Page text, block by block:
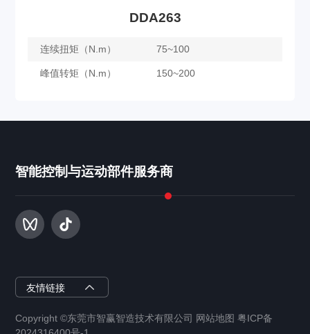
DDA263
连续扭矩（N.m） 75~100
峰值转矩（N.m） 150~200
了解更多
智能控制与运动部件服务商
友情链接
智赢半导体
智赢智能装备
Copyright ©东莞市智赢智造技术有限公司 网站地图 粤ICP备